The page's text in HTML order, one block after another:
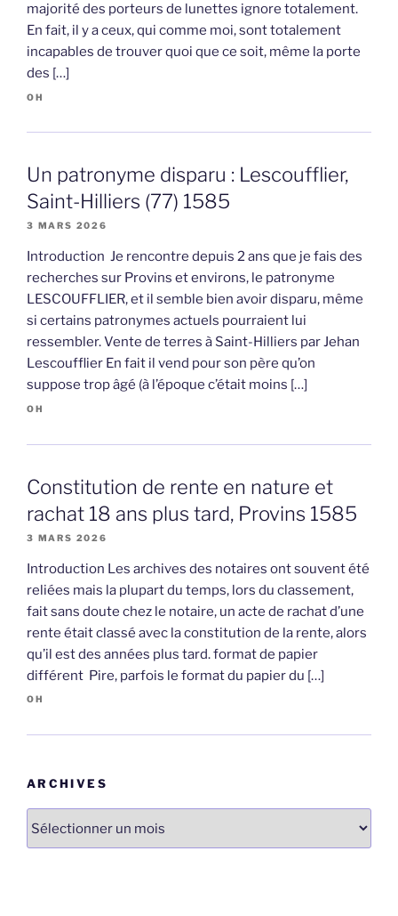
majorité des porteurs de lunettes ignore totalement.
En fait, il y a ceux, qui comme moi, sont totalement
incapables de trouver quoi que ce soit, même la porte
des […]
OH
Un patronyme disparu : Lescoufflier,
Saint-Hilliers (77) 1585
3 MARS 2026
Introduction Je rencontre depuis 2 ans que je fais des
recherches sur Provins et environs, le patronyme
LESCOUFFLIER, et il semble bien avoir disparu, même
si certains patronymes actuels pourraient lui
ressembler. Vente de terres à Saint-Hilliers par Jehan
Lescoufflier En fait il vend pour son père qu’on
suppose trop âgé (à l’époque c’était moins […]
OH
Constitution de rente en nature et
rachat 18 ans plus tard, Provins 1585
3 MARS 2026
Introduction Les archives des notaires ont souvent été
reliées mais la plupart du temps, lors du classement,
fait sans doute chez le notaire, un acte de rachat d’une
rente était classé avec la constitution de la rente, alors
qu’il est des années plus tard. format de papier
différent Pire, parfois le format du papier du […]
OH
ARCHIVES